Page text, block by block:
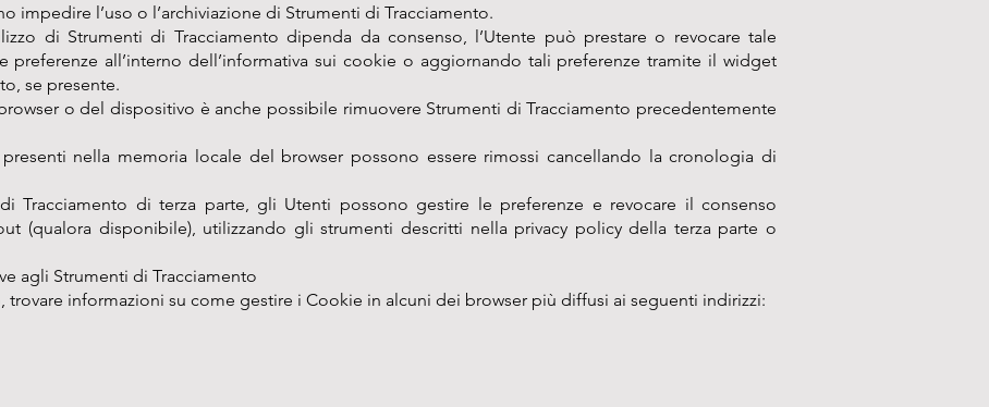
impedire l’uso o l’archiviazione di Strumenti di Tracciamento.
di Strumenti di Tracciamento dipenda da consenso, l’Utente può prestare o revocare tale
preferenze all’interno dell’informativa sui cookie o aggiornando tali preferenze tramite il widget
se presente.
o del dispositivo è anche possibile rimuovere Strumenti di Tracciamento precedentemente
nella memoria locale del browser possono essere rimossi cancellando la cronologia di
Tracciamento di terza parte, gli Utenti possono gestire le preferenze e revocare il consenso
(qualora disponibile), utilizzando gli strumenti descritti nella privacy policy della terza parte o
agli Strumenti di Tracciamento
informazioni su come gestire i Cookie in alcuni dei browser più diffusi ai seguenti indirizzi: